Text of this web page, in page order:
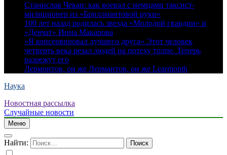
Станислав Чекан: как воевал с немцами таксист-
милиционер из «Бриллиантовой руки»
100 лет назад родилась звезда «Молодой гвардии» и
«Девчат» Инна Макарова
«Я консервировал лучшего друга» Этот человек
четверть века резал людей на потеху толпе. Теперь
разрежут его
Лермонтов, он же Лермантов, он же Learmonth
Наука
Новостная рассылка
Случайные новости
Меню
Найти: